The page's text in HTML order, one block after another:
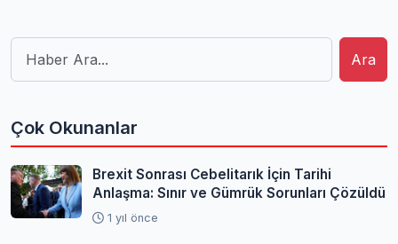
Ara
Çok Okunanlar
Brexit Sonrası Cebelitarık İçin Tarihi
Anlaşma: Sınır ve Gümrük Sorunları Çözüldü
1 yıl önce